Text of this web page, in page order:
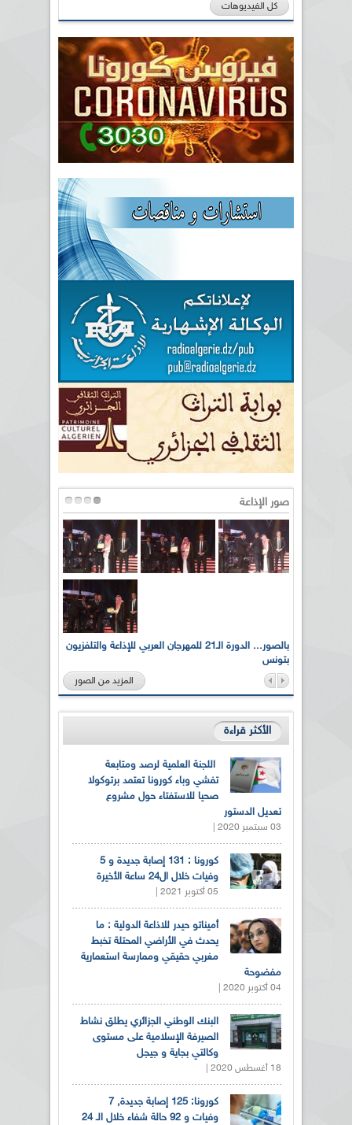
كل الفيديوهات
صور الإذاعة
بالصور... الدورة الـ21 للمهرجان العربي للإذاعة والتلفزيون
بتونس
المزيد من الصور
الأكثر قراءة
اللجنة العلمية لرصد ومتابعة
تفشي وباء كورونا تعتمد برتوكولا
صحيا للاستفتاء حول مشروع
تعديل الدستور
03 سبتمبر 2020 |
كورونا : 131 إصابة جديدة و 5
وفيات خلال ال24 ساعة الأخيرة
05 أكتوبر 2021 |
أميناتو حيدر للاذاعة الدولية : ما
يحدث في الأراضي المحتلة تخبط
مغربي حقيقي وممارسة استعمارية
مفضوحة
04 أكتوبر 2020 |
البنك الوطني الجزائري يطلق نشاط
الصيرفة الإسلامية على مستوى
وكالتي بجاية و جيجل
18 أغسطس 2020 |
كورونا: 125 إصابة جديدة, 7
وفيات و 92 حالة شفاء خلال الـ 24